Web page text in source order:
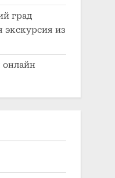
град
экскурсия из
онлайн